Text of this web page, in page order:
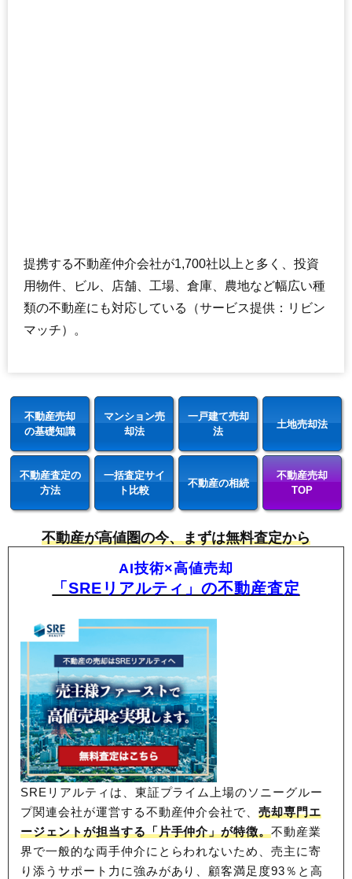
提携する不動産仲介会社が1,700社以上と多く、投資
用物件、ビル、店舗、工場、倉庫、農地など幅広い種
類の不動産にも対応している（サービス提供：リビン
マッチ）。
不動産売却
の基礎知識
マンション売
却法
一戸建て売却
法
土地売却法
不動産査定の
方法
一括査定サイ
ト比較
不動産の相続
不動産売却
TOP
不動産が高値圏の今、まずは無料査定から
AI技術×高値売却
「SREリアルティ」の不動産査定
SREリアルティは、東証プライム上場のソニーグルー
プ関連会社が運営する不動産仲介会社で、売却専門エ
ージェントが担当する「片手仲介」が特徴。不動産業
界で一般的な両手仲介にとらわれないため、売主に寄
り添うサポート力に強みがあり、顧客満足度93％と高